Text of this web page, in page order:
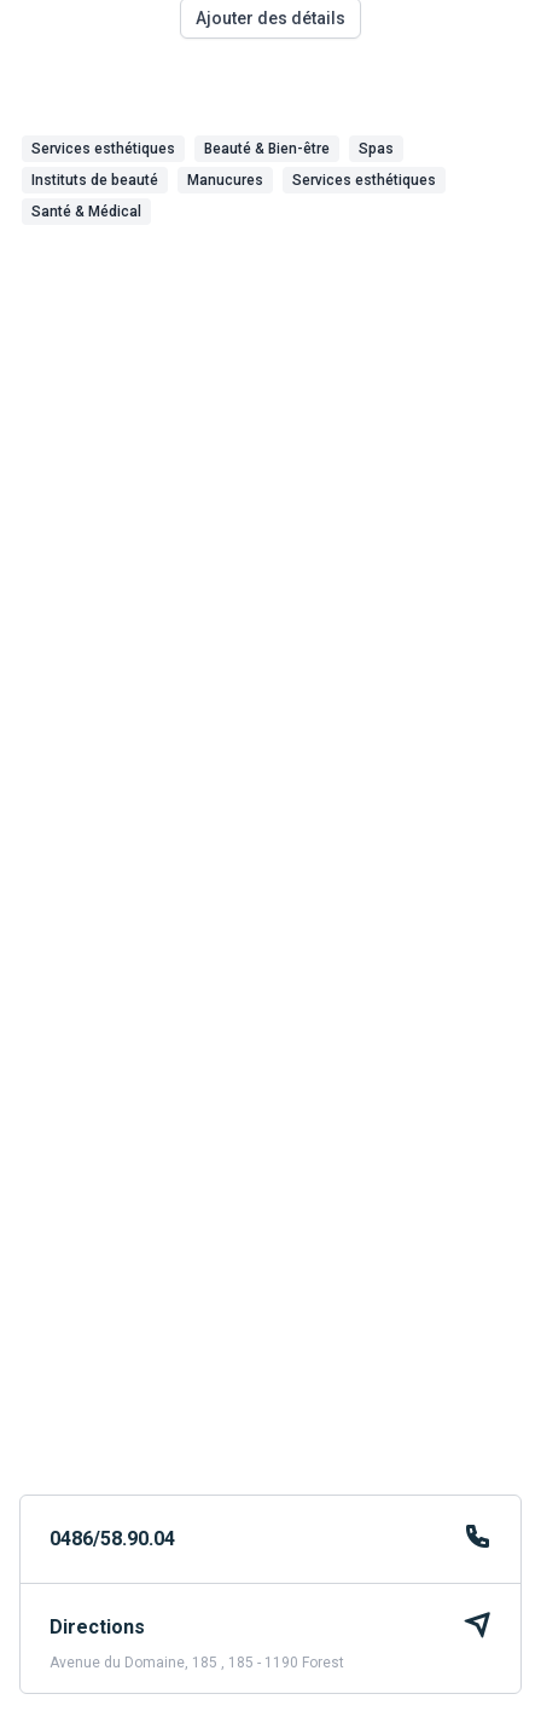
Ajouter des détails
Services esthétiques Beauté & Bien-être
Spas
Instituts de beauté
Manucures
Services esthétiques
Santé & Médical
0486/58.90.04
Directions
Avenue du Domaine, 185 , 185 - 1190 Forest